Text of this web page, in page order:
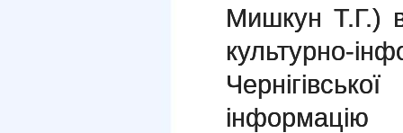
Мишкун Т.Г.)